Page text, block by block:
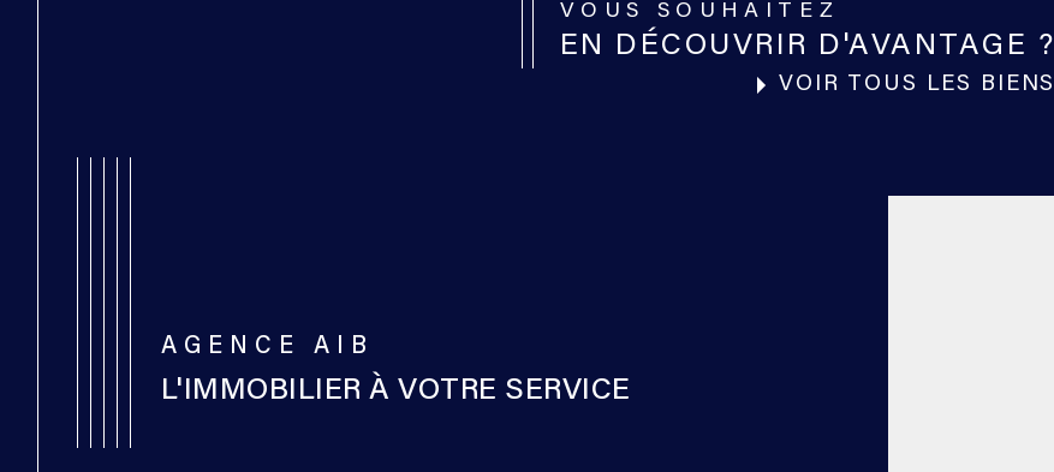
VOUS SOUHAITEZ
EN DÉCOUVRIR D'AVANTAGE ?
VOIR TOUS LES BIENS
AGENCE AIB
L'IMMOBILIER À VOTRE SERVICE